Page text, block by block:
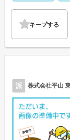
キープする
派 株式会社平山